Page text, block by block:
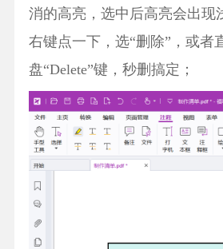
消的高亮，选中后高亮会出现
右键点一下，选“删除”，或者
盘“Delete”键，秒删搞定；